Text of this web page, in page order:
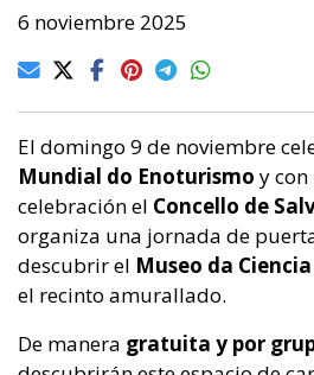
6 noviembre 2025
El domingo 9 de noviembre
Mundial do Enoturismo y
celebración el Concello de
organiza una jornada de
descubrir el Museo da
el recinto amurallado.
De manera gratuita y por